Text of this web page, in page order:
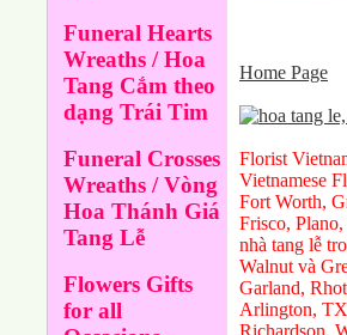
Home Page
Florist
Vietnamese
Fort Worth,
Frisco,
nhà tang lễ
Walnut và
Garland,
Arlington, TX
Richardson,
Funeral Hearts
Wreaths / Hoa
Tang Cắm theo
dạng Trái Tim
Funeral Crosses
Wreaths / Vòng
Hoa Thánh Giá
Tang Lễ
Flowers Gifts
for all